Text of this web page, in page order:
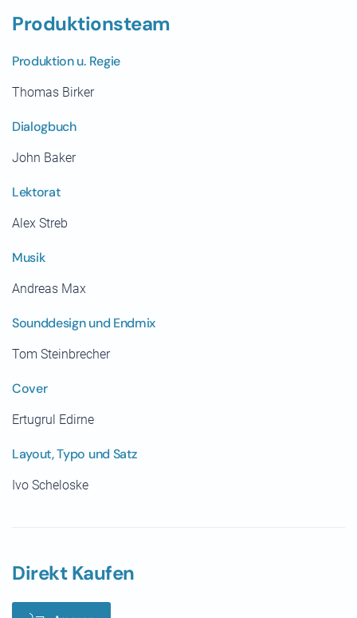
Produktionsteam
Produktion u. Regie
Thomas Birker
Dialogbuch
John Baker
Lektorat
Alex Streb
Musik
Andreas Max
Sounddesign und Endmix
Tom Steinbrecher
Cover
Ertugrul Edirne
Layout, Typo und Satz
Ivo Scheloske
Direkt Kaufen